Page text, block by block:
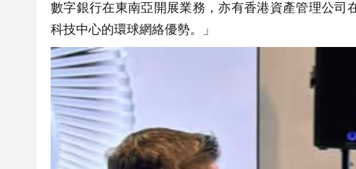
數字銀行在東南亞開展業務，亦有香港資產管理公
科技中心的環球網絡優勢。」